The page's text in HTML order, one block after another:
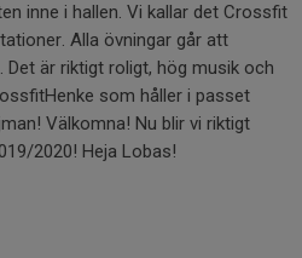
inne i hallen. Vi kallar det Crossfit
Alla övningar går att
Det är riktigt roligt, hög musik och
som håller i passet
Välkomna! Nu blir vi riktigt
2020! Heja Lobas!